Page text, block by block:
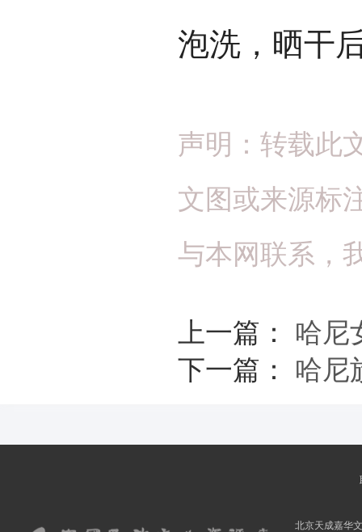
泡洗，晒干
声明：转载此
文图或来源标
与本网联系，
上一篇： 哈尼
下一篇： 哈尼
北京天成嘉华